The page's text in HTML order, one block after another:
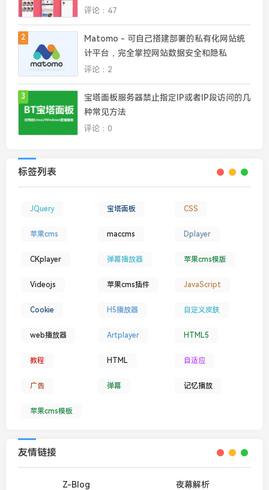
评论：47
2
Matomo - 可自己搭建部署的私有化网站统
计平台，完全掌控网站数据安全和隐私
评论：2
3
宝塔面板服务器禁止指定IP或者IP段访问的几
种常见方法
评论：0
标签列表
JQuery 宝塔面板 CSS
苹果cms maccms Dplayer
CKplayer 弹幕播放器 苹果cms模版
Videojs 苹果cms插件 JavaScript
Cookie H5播放器 自定义皮肤
web播放器 Artplayer HTML5
教程 HTML 自适应
广告 弹幕 记忆播放
苹果cms模板
友情链接
Z-Blog 夜幕解析